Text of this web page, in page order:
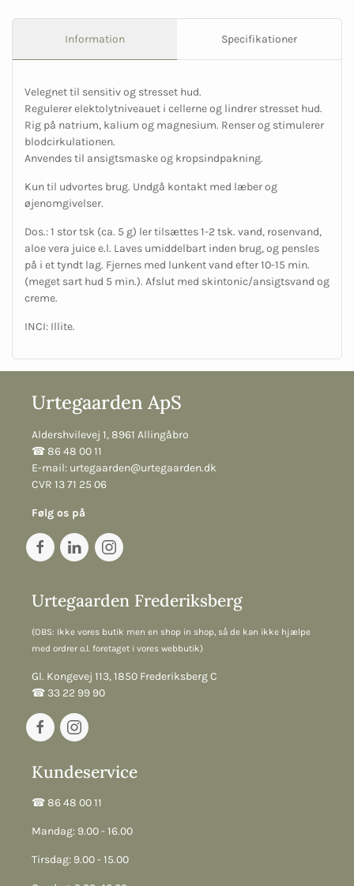
Information Specifikationer
Velegnet til sensitiv og stresset hud.
Regulerer elektolytniveauet i cellerne og lindrer stresset hud.
Rig på natrium, kalium og magnesium. Renser og stimulerer
blodcirkulationen.
Anvendes til ansigtsmaske og kropsindpakning.
Kun til udvortes brug. Undgå kontakt med læber og
øjenomgivelser.
Dos.: 1 stor tsk (ca. 5 g) ler tilsættes 1-2 tsk. vand, rosenvand,
aloe vera juice e.l. Laves umiddelbart inden brug, og pensles
på i et tyndt lag. Fjernes med lunkent vand efter 10-15 min.
(meget sart hud 5 min.). Afslut med skintonic/ansigtsvand og
creme.
INCI: Illite.
Urtegaarden ApS
Aldershvilevej 1, 8961 Allingåbro
☎︎ 86 48 00 11
E-mail: urtegaarden@urtegaarden.dk
CVR 13 71 25 06
Følg os på
Urtegaarden Frederiksberg
(OBS: Ikke vores butik men en shop in shop, så de kan ikke hjælpe
med ordrer o.l. foretaget i vores webbutik)
Gl. Kongevej 113, 1850 Frederiksberg C
☎︎ 33 22 99 90
Kundeservice
☎︎ 86 48 00 11
Mandag: 9.00 - 16.00
Tirsdag: 9.00 - 15.00